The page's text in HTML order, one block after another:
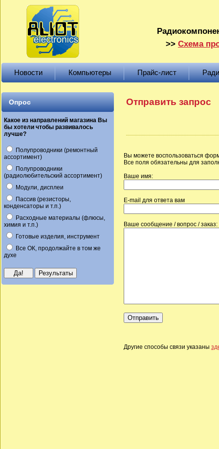
>> Схема
Новости Компьютеры Прайс-лист
Опрос
Какое из направлений магазина Вы
бы хотели чтобы развивалось
лучше?
Полупроводники (ремонтный
ассортимент)
Полупроводники
(радиолюбительский ассортимент)
Модули, дисплеи
Пассив (резисторы,
конденсаторы и т.п.)
Расходные материалы (флюсы,
химия и т.п.)
Готовые изделия, инструмент
Все ОК, продолжайте в том же
духе
Отправить запрос
Вы можете воспользоваться
Все поля обязательны для
Ваше имя:
E-mail для ответа вам
Ваше сообщение / вопрос / заказ:
Другие способы связи указаны